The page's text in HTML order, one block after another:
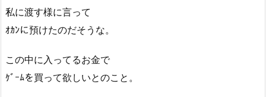
私に渡す様に言って
ｵｶﾝに預けたのだそうな。
この中に入ってるお金で
ｹﾞｰﾑを買って欲しいとのこと。